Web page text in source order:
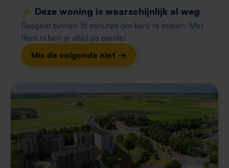
⚡️ Deze woning is waarschijnlijk al weg
Reageer binnen 15 minuten om kans te maken. Met
Rent.nl ben je altijd als eerste!
Mis de volgende niet →